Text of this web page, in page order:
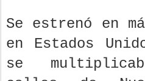
Se estrenó en
en Estados
se